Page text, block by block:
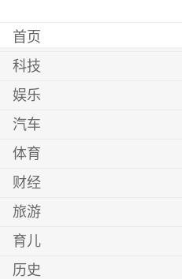
首页
科技
娱乐
汽车
体育
财经
旅游
育儿
历史